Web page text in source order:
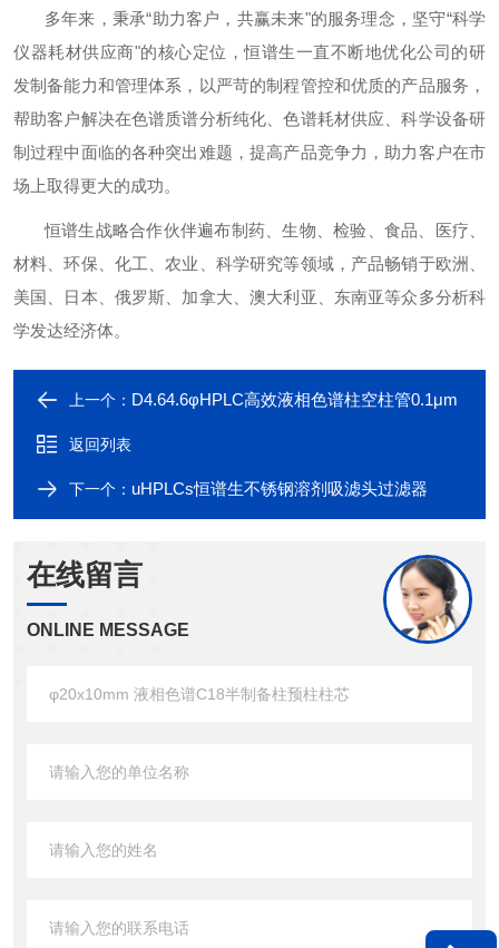
多年来，秉承“助力客户，共赢未来"的服务理念，坚守“科学
仪器耗材供应商"的核心定位，恒谱生一直不断地优化公司的研
发制备能力和管理体系，以严苛的制程管控和优质的产品服务，
帮助客户解决在色谱质谱分析纯化、色谱耗材供应、科学设备研
制过程中面临的各种突出难题，提高产品竞争力，助力客户在市
场上取得更大的成功。
恒谱生战略合作伙伴遍布制药、生物、检验、食品、医疗、
材料、环保、化工、农业、科学研究等领域，产品畅销于欧洲、
美国、日本、俄罗斯、加拿大、澳大利亚、东南亚等众多分析科
学发达经济体。
上一个： D4.64.6φHPLC高效液相色谱柱空柱管0.1μm
返回列表
下一个： uHPLCs恒谱生不锈钢溶剂吸滤头过滤器
在线留言
ONLINE MESSAGE